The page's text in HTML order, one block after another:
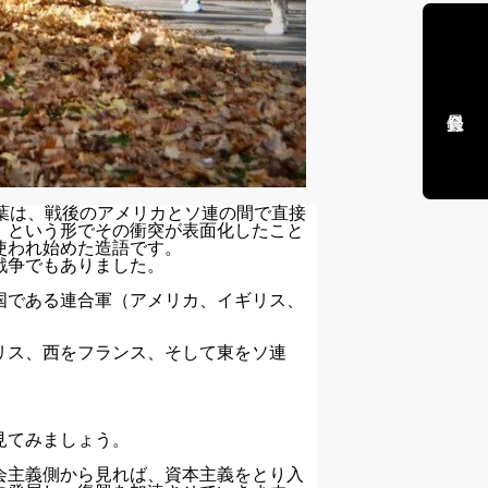
、戦後のアメリカとソ連の間で直接
いう形でその衝突が表面化したこと
れ始めた造語です。
でもありました。
ある連合軍（アメリカ、イギリス、
、西をフランス、そして東をソ連
みましょう。
義側から見れば、資本主義をとり入